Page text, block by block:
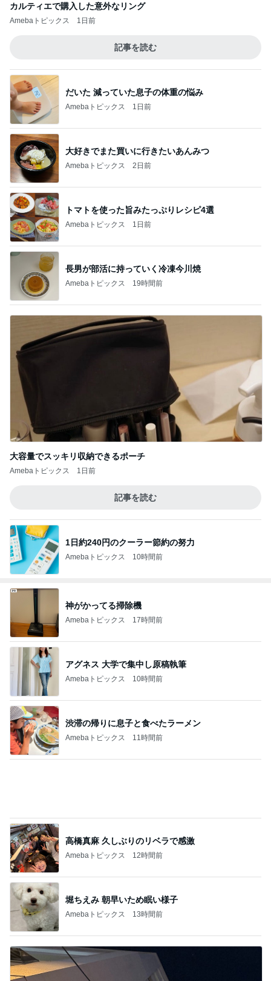
カルティエで購入した意外なリング
Amebaトピックス 1日前
記事を読む
だいた 減っていた息子の体重の悩み
Amebaトピックス 1日前
大好きでまた買いに行きたいあんみつ
Amebaトピックス 2日前
トマトを使った旨みたっぷりレシピ4選
Amebaトピックス 1日前
長男が部活に持っていく冷凍今川焼
Amebaトピックス 19時間前
大容量でスッキリ収納できるポーチ
Amebaトピックス 1日前
記事を読む
1日約240円のクーラー節約の努力
Amebaトピックス 10時間前
神がかってる掃除機
Amebaトピックス 17時間前
アグネス 大学で集中し原稿執筆
Amebaトピックス 10時間前
渋滞の帰りに息子と食べたラーメン
Amebaトピックス 11時間前
堀ちえみ 朝早いため眠い様子
Amebaトピックス 13時間前